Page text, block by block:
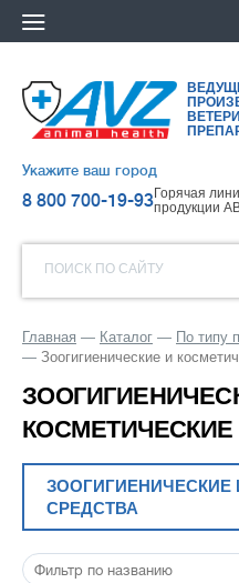
Укажите ваш город
8 800 700-19-93Горячая
продукции
ПОИСК ПО САЙТУ
Главная Каталог
По типу
Зоогигиенические и
ЗООГИГИЕНИЧЕСКИЕ
СРЕДСТВА